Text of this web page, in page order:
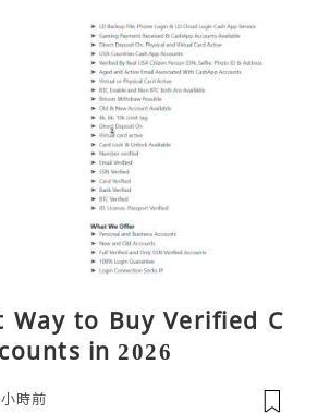
Way to Buy Verified C
in 2026
時前